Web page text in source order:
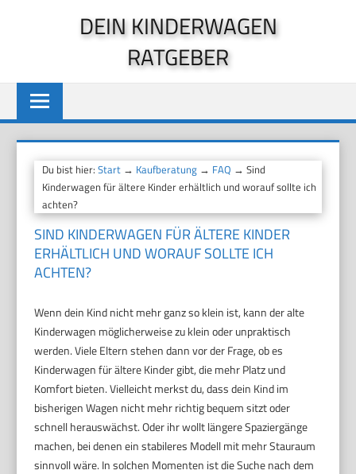
DEIN KINDERWAGEN
RATGEBER
Du bist hier:Start → Kaufberatung → FAQ → Sind
Kinderwagen für ältere Kinder erhältlich und worauf sollte ich
achten?
SIND KINDERWAGEN FÜR ÄLTERE KINDER
ERHÄLTLICH UND WORAUF SOLLTE ICH
ACHTEN?
Wenn dein Kind nicht mehr ganz so klein ist, kann der alte
Kinderwagen möglicherweise zu klein oder unpraktisch
werden. Viele Eltern stehen dann vor der Frage, ob es
Kinderwagen für ältere Kinder gibt, die mehr Platz und
Komfort bieten. Vielleicht merkst du, dass dein Kind im
bisherigen Wagen nicht mehr richtig bequem sitzt oder
schnell herauswächst. Oder ihr wollt längere Spaziergänge
machen, bei denen ein stabileres Modell mit mehr Stauraum
sinnvoll wäre. In solchen Momenten ist die Suche nach dem